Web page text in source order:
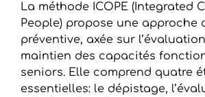
La méthode ICOPE (Integrated
People) propose une approche
préventive, axée sur
maintien des capacités
seniors. Elle comprend quatre
essentielles: le dépistage,